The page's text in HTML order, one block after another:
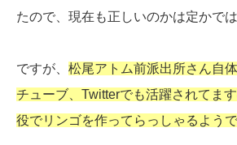
たので、現在も正しいのかは定かでは
ですが、 松尾アトム前派出所さん自
チューブ、Twitterでも活躍されてま
役でリンゴを作ってらっしゃるようで